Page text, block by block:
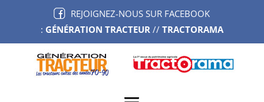
REJOIGNEZ-NOUS SUR FACEBOOK
: GÉNÉRATION TRACTEUR// TRACTORAMA